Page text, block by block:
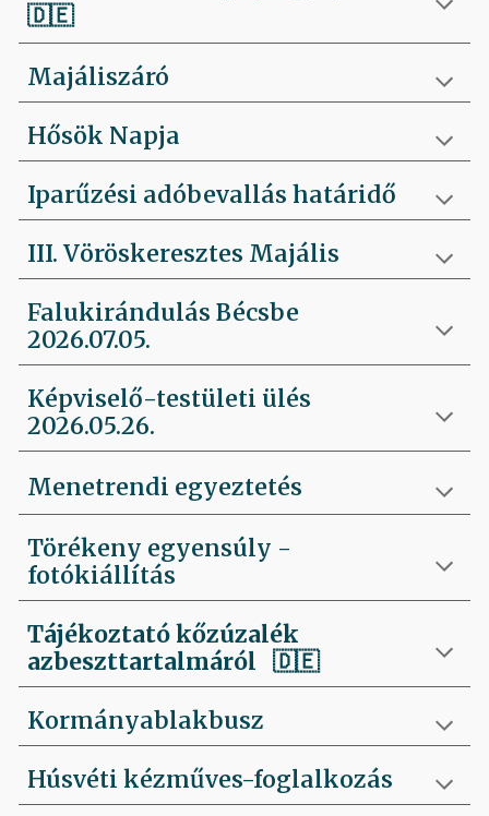
🇩🇪
Majáliszáró
Hősök Napja
Iparűzési adóbevallás határidő
III. Vöröskeresztes Majális
Falukirándulás Bécsbe
2026.07.05.
Képviselő-testületi ülés
2026.05.26.
Menetrendi egyeztetés
Törékeny egyensúly -
fotókiállítás
Tájékoztató kőzúzalék
azbeszttartalmáról 🇩🇪
Kormányablakbusz
Húsvéti kézműves-foglalkozás